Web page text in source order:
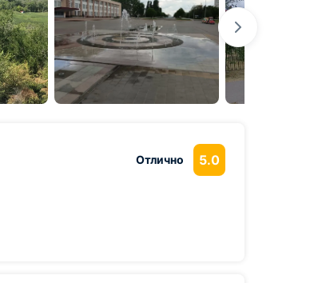
Отлично 5.0